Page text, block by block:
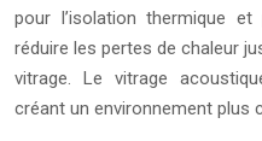
pour l’isolation thermique
réduire les pertes de chaleur
vitrage. Le vitrage
créant un environnement plus